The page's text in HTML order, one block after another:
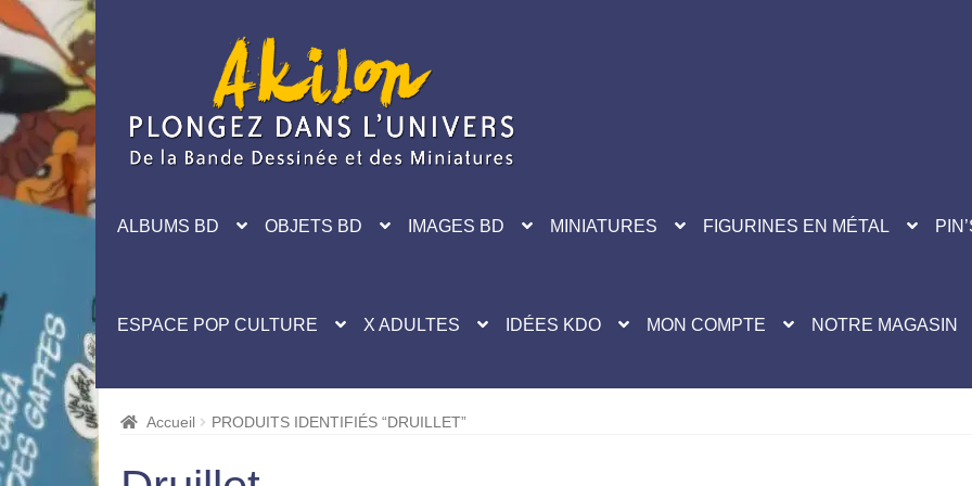
navigation
ALBUMS BD OBJETS BD IMAGES BD MINIATURES FIGURINES EN MÉTAL
ESPACE POP CULTURE X ADULTES IDÉES KDO MON COMPTE NOTRE MAGASIN
Accueil PRODUITS IDENTIFIÉS “DRUILLET”